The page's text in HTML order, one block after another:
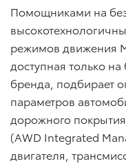
Помощниками на
режимов движения
доступная только
бренда, подбирает
параметров
дорожного
(AWD Integrated
двигателя,